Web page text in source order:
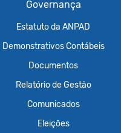
Governança
Estatuto da ANPAD
Demonstrativos Contábeis
Documentos
Relatório de Gestão
Comunicados
Eleições